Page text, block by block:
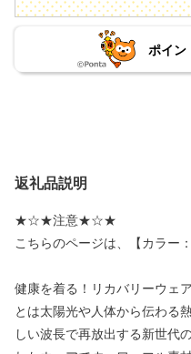
ポイン
返礼品説明
★☆★注意★☆★
こちらのページは、【カラー
健康を着る！リカバリーウ
とは太陽光や人体から伝わる
しい波長で再放出する新世代